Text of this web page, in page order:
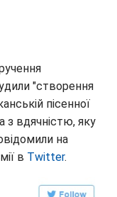
"створення
пісенної
з вдячністю, яку
на
в Twitter.